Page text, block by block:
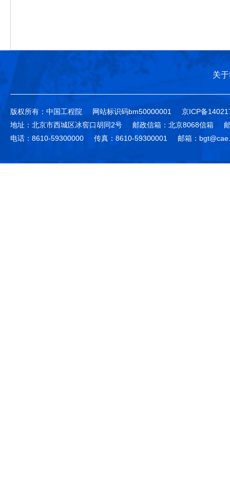
关
版权所有：中国工程院 网站标识码bm50000001
京ICP备
地址：北京市西城区冰窖口胡同2号
邮政信箱：北京8068信箱
电话：8610-59300000
传真：8610-59300001 邮箱：